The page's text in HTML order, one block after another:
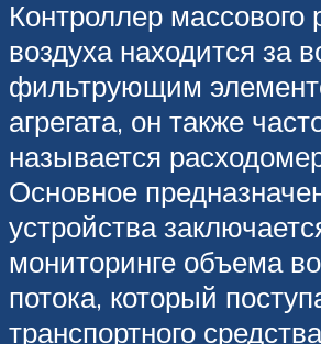
Контроллер массового
воздуха находится за
фильтрующим
агрегата, он также
называется
Основное
устройства
мониторинге объема
потока, который
транспортного